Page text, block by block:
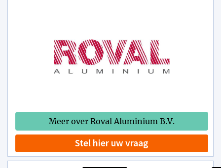
Meer over Roval Aluminium B.V.
Stel hier uw vraag